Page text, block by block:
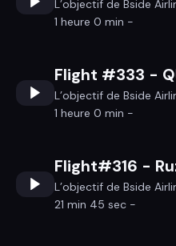
L’objectif de Bside
1 heure 0 min -
Flight #333 -
L’objectif de Bside
1 heure 0 min -
Flight#316 -
L’objectif de Bside
21 min 45 sec -